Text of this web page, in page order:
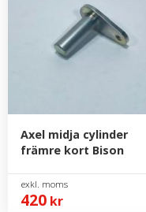
Axel midja cylinder
främre kort Bison
420 kr